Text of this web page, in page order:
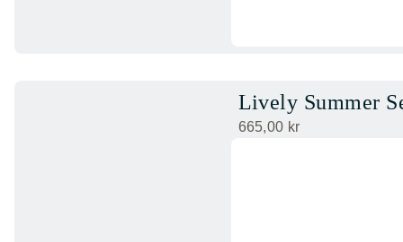
Lively Summer
665,00 kr